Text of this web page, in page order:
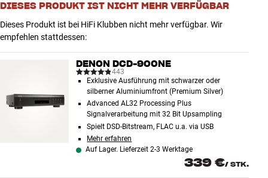
Store Finden
Kundendienst
DIESES PRODUKT IST NICHT MEHR VERFÜGBAR
Dieses Produkt ist bei HiFi Klubben nicht mehr verfügbar. Wir
empfehlen stattdessen:
DENON DCD-900NE
443
Exklusive Ausführung mit schwarzer oder
silberner Aluminiumfront (Premium Silver)
Advanced AL32 Processing Plus
Signalverarbeitung mit 32 Bit Upsampling
Spielt DSD-Bitstream, FLAC u.a. via USB
Mehr erfahren
Auf Lager. Lieferzeit 2-3 Werktage
339 €/ STK.